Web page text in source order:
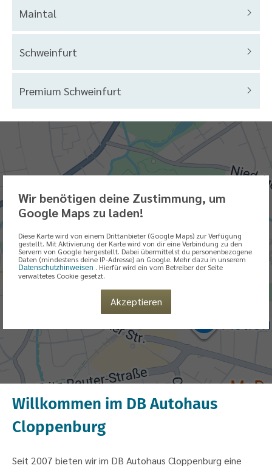
Maintal
Schweinfurt
Premium Schweinfurt
Wir benötigen deine Zustimmung, um
Google Maps zu laden!
Diese Karte wird von einem Drittanbieter (Google Maps) zur Verfügung
gestellt. Mit Aktivierung der Karte wird von dir eine Verbindung zu den
Servern von Google hergestellt. Dabei übermittelst du personenbezogene
Daten (mindestens deine IP-Adresse) an Google. Mehr dazu in unserem
Datenschutzhinweisen . Hierfür wird ein vom Betreiber der Seite
verwaltetes Cookie gesetzt.
Akzeptieren
Willkommen im DB Autohaus
Cloppenburg
Seit 2007 bieten wir im DB Autohaus Cloppenburg eine